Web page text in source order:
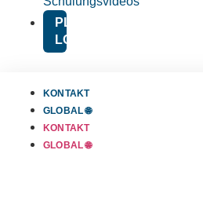
PLATFORM
LOGIN
KONTAKT
GLOBAL 🌐
KONTAKT
GLOBAL 🌐